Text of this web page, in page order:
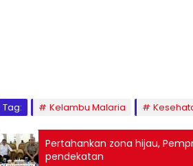
Tag: Kelambu Malaria
Pertahankan zona hijau,
pendekatan